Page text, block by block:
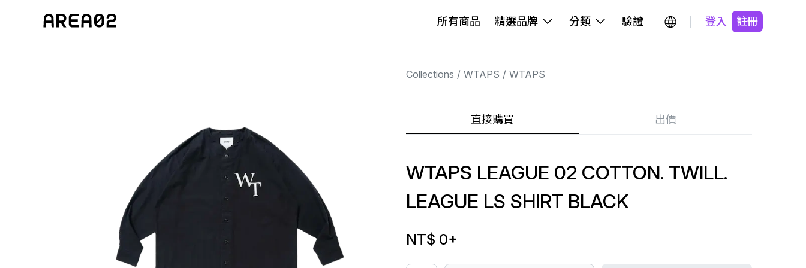
所有商品 精選品牌 分類 驗證 登入 註冊
Collections WTAPS WTAPS
直接購買 出價
WTAPS LEAGUE 02 COTTON. TWILL.
LEAGUE LS SHIRT BLACK
NT$ 0+